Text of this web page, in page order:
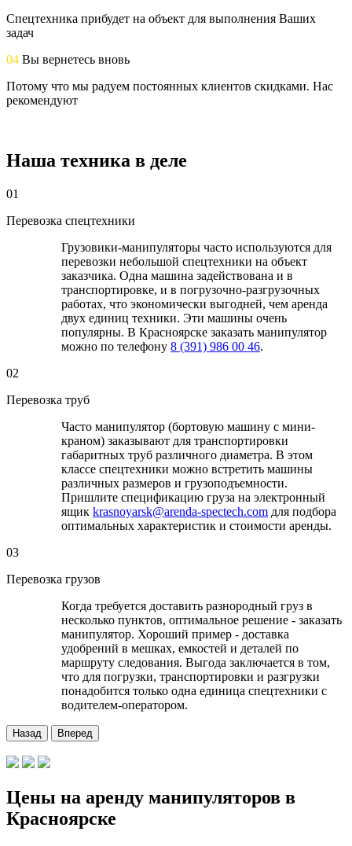
Спецтехника прибудет на объект для выполнения Ваших
задач
04 Вы вернетесь вновь
Потому что мы радуем постоянных клиентов скидками. Нас
рекомендуют
Наша техника в деле
01
Перевозка спецтехники
Грузовики-манипуляторы часто используются для
перевозки небольшой спецтехники на объект
заказчика. Одна машина задействована и в
транспортировке, и в погрузочно-разгрузочных
работах, что экономически выгодней, чем аренда
двух единиц техники. Эти машины очень
популярны. В Красноярске заказать манипулятор
можно по телефону 8 (391) 986 00 46.
02
Перевозка труб
Часто манипулятор (бортовую машину с мини-
краном) заказывают для транспортировки
габаритных труб различного диаметра. В этом
классе спецтехники можно встретить машины
различных размеров и грузоподъемности.
Пришлите спецификацию груза на электронный
ящик krasnoyarsk@arenda-spectech.com для подбора
оптимальных характеристик и стоимости аренды.
03
Перевозка грузов
Когда требуется доставить разнородный груз в
несколько пунктов, оптимальное решение - заказать
манипулятор. Хороший пример - доставка
удобрений в мешках, емкостей и деталей по
маршруту следования. Выгода заключается в том,
что для погрузки, транспортировки и разгрузки
понадобится только одна единица спецтехники с
водителем-оператором.
Назад Вперед
Цены на аренду манипуляторов в
Красноярске